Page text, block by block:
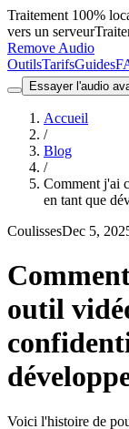
Traitement 100%
vers un serveur
Remove Audio
OutilsTarifsGuides
Essayer l'audio
Accueil
/
Blog
/
Comment j'ai
en tant que
CoulissesDec 5,
outil
Voici l'histoire de